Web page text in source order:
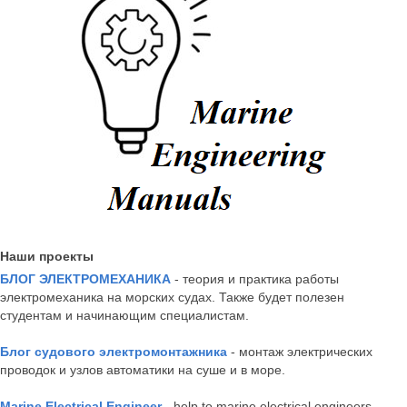
Наши проекты
БЛОГ ЭЛЕКТРОМЕХАНИКА - теория и практика работы
электромеханика на морских судах. Также будет полезен
студентам и начинающим специалистам.
Блог судового электромонтажника - монтаж электрических
проводок и узлов автоматики на суше и в море.